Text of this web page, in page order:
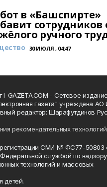
в «Башспирте»
сотрудников
ручного
30 ИЮЛЯ , 04:47
GAZETA.COM - Сетевое издание
газета" учреждена АО
редактор: Шарафутдинов
рекомендательных технологий
СМИ № ФС77-50803
Федеральной службой по
технологий и массовых
детей.